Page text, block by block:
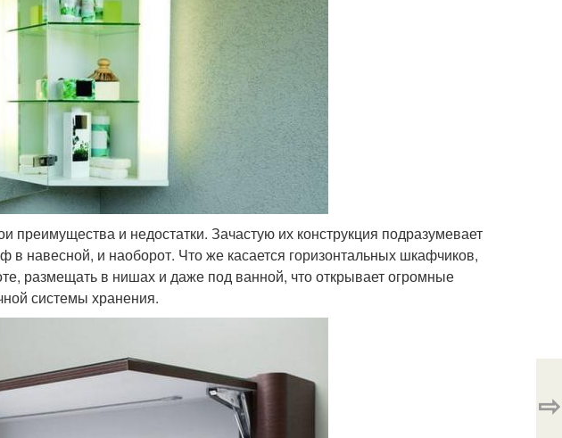
и недостатки. Зачастую их конструкция подразумевает
навесной, и наоборот. Что же касается горизонтальных шкафчиков,
размещать в нишах и даже под ванной, что открывает огромные
системы хранения.
⇨